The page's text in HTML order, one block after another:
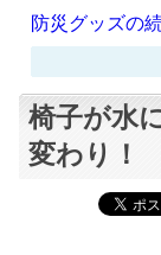
防災グッズの
椅子が水
変わり！